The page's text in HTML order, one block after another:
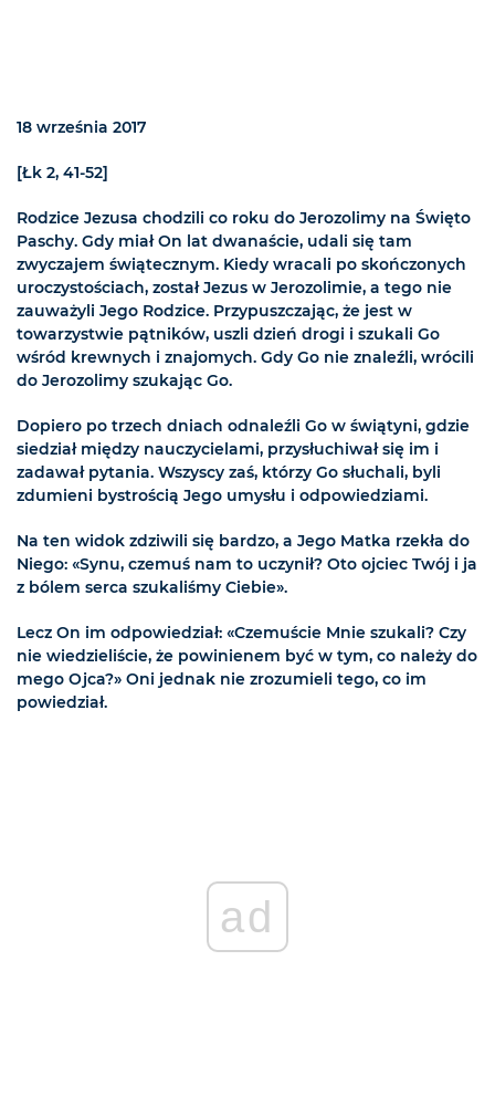
18 września 2017
[Łk 2, 41-52]
Rodzice Jezusa chodzili co roku do Jerozolimy na Święto
Paschy. Gdy miał On lat dwanaście, udali się tam
zwyczajem świątecznym. Kiedy wracali po skończonych
uroczystościach, został Jezus w Jerozolimie, a tego nie
zauważyli Jego Rodzice. Przypuszczając, że jest w
towarzystwie pątników, uszli dzień drogi i szukali Go
wśród krewnych i znajomych. Gdy Go nie znaleźli, wrócili
do Jerozolimy szukając Go.
Dopiero po trzech dniach odnaleźli Go w świątyni, gdzie
siedział między nauczycielami, przysłuchiwał się im i
zadawał pytania. Wszyscy zaś, którzy Go słuchali, byli
zdumieni bystrością Jego umysłu i odpowiedziami.
Na ten widok zdziwili się bardzo, a Jego Matka rzekła do
Niego: «Synu, czemuś nam to uczynił? Oto ojciec Twój i ja
z bólem serca szukaliśmy Ciebie».
Lecz On im odpowiedział: «Czemuście Mnie szukali? Czy
nie wiedzieliście, że powinienem być w tym, co należy do
mego Ojca?» Oni jednak nie zrozumieli tego, co im
powiedział.
ad